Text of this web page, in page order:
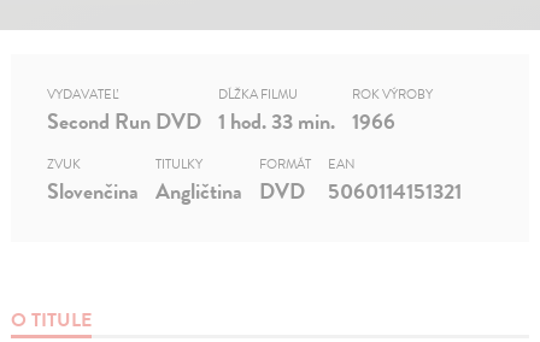
O TITULE
VYDAVATEĽ
Second Run DVD
DĹŽKA FILMU
1 hod. 33 min.
ROK VÝROBY
1966
ZVUK
Slovenčina
TITULKY
Angličtina
FORMÁT
DVD
EAN
5060114151321